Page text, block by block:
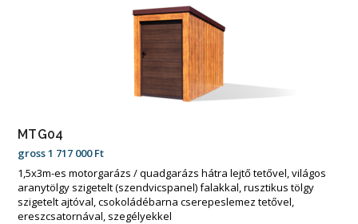
MTG04
gross1 717 000Ft
1,5x3m-es motorgarázs / quadgarázs hátra lejtő tetővel, világos
aranytölgy szigetelt (szendvicspanel) falakkal, rusztikus tölgy
szigetelt ajtóval, csokoládébarna cserepeslemez tetővel,
ereszcsatornával, szegélyekkel